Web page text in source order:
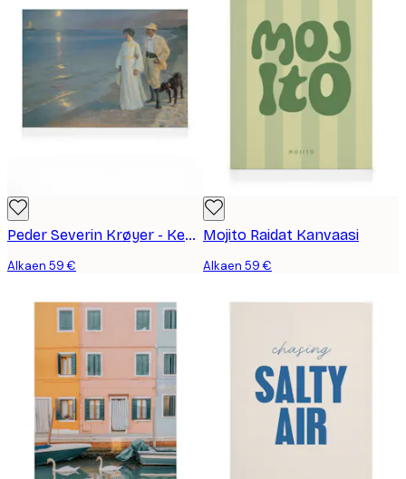
Peder Severin Krøyer - Kesäilta rannalla Skagenissa Kanvaasi
Alkaen 59 €
Mojito Raidat Kanvaasi
Alkaen 59 €